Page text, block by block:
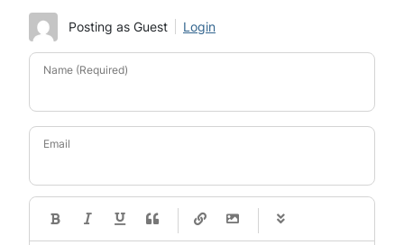
Posting as Guest Login
Name (Required)
Email
-
-